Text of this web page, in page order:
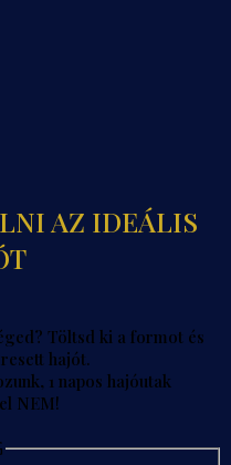
AZ IDEÁLIS
Töltsd ki a formot és
hajót.
1 napos hajóutak
NEM!